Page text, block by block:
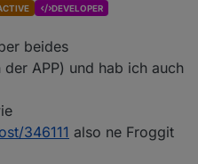
und ist auch erst seit da in
Wetterstation (derzeit
bleiben", dass ist aber
zwar nicht benutzt, wenn
sind, schickt die Station
DEVELOPER
14:44
beides
APP) und hab ich auch
346111 also ne Froggit